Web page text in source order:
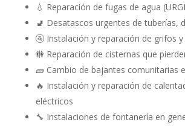
💧 Reparación de fugas de agua
🚽 Desatascos urgentes de tuberías,
🚰 Instalación y reparación de grifos
🚻 Reparación de cisternas que
🧱 Cambio de bajantes comunitarias
🔥 Instalación y reparación de
eléctricos
🔧 Instalaciones de fontanería en